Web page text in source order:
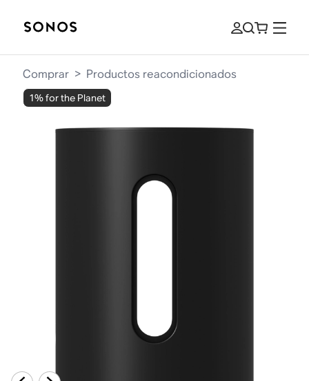
Comprar > Productos reacondicionados
1% for the Planet